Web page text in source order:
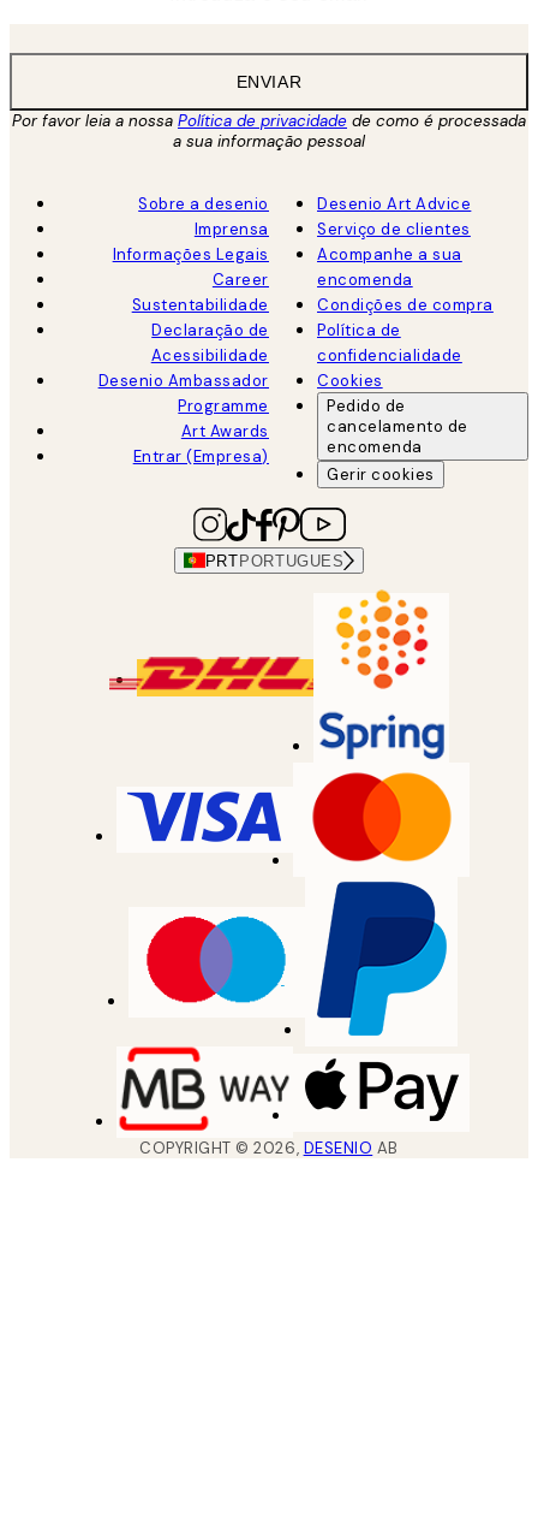
ENVIAR
Por favor leia a nossa Política de privacidade de como é processada
a sua informação pessoal
Sobre a desenio
Imprensa
Informações Legais
Career
Sustentabilidade
Declaração de
Acessibilidade
Desenio Ambassador
Programme
Art Awards
Entrar (Empresa)
Desenio Art Advice
Serviço de clientes
Acompanhe a sua
encomenda
Condições de compra
Política de
confidencialidade
Cookies
Pedido de
cancelamento de
encomenda
Gerir cookies
PRTPORTUGUES
COPYRIGHT ©2026, DESENIO AB